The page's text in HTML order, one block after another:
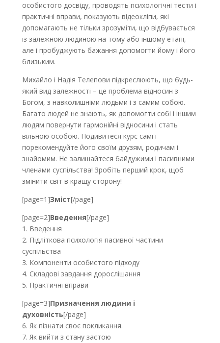
особистого досвіду, проводять психологічні тести і
практичні вправи, показують відеокліпи, які
допомагають не тільки зрозуміти, що відбувається
із залежною людиною на тому або іншому етапі,
але і пробуджують бажання допомогти йому і його
близьким.
Михайло і Надія Телепови підкреслюють, що будь-
який вид залежності – це проблема відносин з
Богом, з навколишніми людьми і з самим собою.
Багато людей не знають, як допомогти собі і іншим
людям повернути гармонійні відносини і стать
вільною особою. Подивитеся курс самі і
порекомендуйте його своїм друзям, родичам і
знайомим. Не залишайтеся байдужими і пасивними
членами суспільства! Зробіть перший крок, щоб
змінити світ в кращу сторону!
[page=1]Зміст[/page]
[page=2]Введення[/page]
1. Введення
2. Підліткова психологія пасивної частини
суспільства
3. Компоненти особистого підходу
4. Складові завдання дорослішання
5. Практичні вправи
[page=3]Призначення людини і
духовність[/page]
6. Як пізнати своє покликання.
7. Як вийти з стану застою